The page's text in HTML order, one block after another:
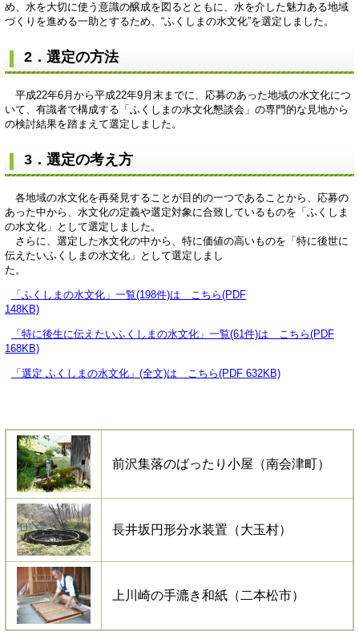
め、水を大切に使う意識の醸成を図るとともに、水を介した魅力ある地域
づくりを進める一助とするため、“ふくしまの水文化”を選定しました。
2．選定の方法
平成22年6月から平成22年9月末までに、応募のあった地域の水文化につ
いて、有識者で構成する「ふくしまの水文化懇談会」の専門的な見地から
の検討結果を踏まえて選定しました。
3．選定の考え方
各地域の水文化を再発見することが目的の一つであることから、応募の
あった中から、水文化の定義や選定対象に合致しているものを「ふくしま
の水文化」として選定しました。
さらに、選定した水文化の中から、特に価値の高いものを「特に後世に
伝えたいふくしまの水文化」として選定しまし
た
「ふくしまの水文化」一覧(198件)は こちら(PDF
148KB)
「特に後生に伝えたいふくしまの水文化」一覧(61件)は こちら(PDF
168KB)
「選定 ふくしまの水文化」(全文)は こちら(PDF 632KB)
前沢集落のばったり小屋（南会津町）
長井坂円形分水装置（大玉村）
上川崎の手漉き和紙（二本松市）